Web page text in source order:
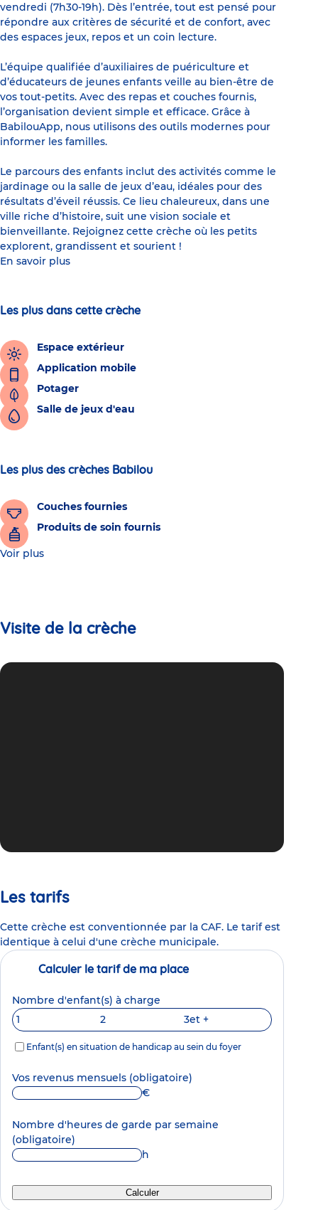
vendredi (7h30-19h). Dès l’entrée, tout est pensé pour
répondre aux critères de sécurité et de confort, avec
des espaces jeux, repos et un coin lecture.
L’équipe qualifiée d’auxiliaires de puériculture et
d’éducateurs de jeunes enfants veille au bien-être de
vos tout-petits. Avec des repas et couches fournis,
l’organisation devient simple et efficace. Grâce à
BabilouApp, nous utilisons des outils modernes pour
informer les familles.
Le parcours des enfants inclut des activités comme le
jardinage ou la salle de jeux d’eau, idéales pour des
résultats d’éveil réussis. Ce lieu chaleureux, dans une
ville riche d’histoire, suit une vision sociale et
bienveillante. Rejoignez cette crèche où les petits
explorent, grandissent et sourient !
En savoir plus
Les plus dans cette crèche
Espace extérieur
Application mobile
Potager
Salle de jeux d'eau
Les plus des crèches Babilou
Couches fournies
Produits de soin fournis
Voir plus
Visite de la crèche
Les tarifs
Cette crèche est conventionnée par la CAF. Le tarif est
identique à celui d'une crèche municipale.
Calculer le tarif de ma place
Nombre d'enfant(s) à charge
1
2 3et +
Enfant(s) en situation de handicap au sein du foyer
Vos revenus mensuels (obligatoire)
€
Nombre d'heures de garde par semaine
(obligatoire)
h
Calculer